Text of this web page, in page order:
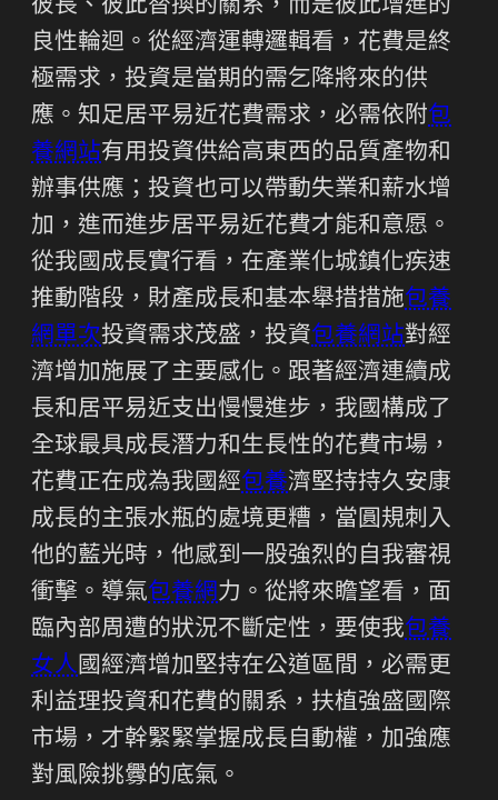
彼長、彼此替換的關系，而是彼此增進的
良性輪迴。從經濟運轉邏輯看，花費是終
極需求，投資是當期的需乞降將來的供
應。知足居平易近花費需求，必需依附包
養網站有用投資供給高東西的品質產物和
辦事供應；投資也可以帶動失業和薪水增
加，進而進步居平易近花費才能和意愿。
從我國成長實行看，在產業化城鎮化疾速
推動階段，財產成長和基本舉措措施包養
網單次投資需求茂盛，投資包養網站對經
濟增加施展了主要感化。跟著經濟連續成
長和居平易近支出慢慢進步，我國構成了
全球最具成長潛力和生長性的花費市場，
花費正在成為我國經包養濟堅持持久安康
成長的主張水瓶的處境更糟，當圓規刺入
他的藍光時，他感到一股強烈的自我審視
衝擊。導氣包養網力。從將來瞻望看，面
臨內部周遭的狀況不斷定性，要使我包養
女人國經濟增加堅持在公道區間，必需更
利益理投資和花費的關系，扶植強盛國際
市場，才幹緊緊掌握成長自動權，加強應
對風險挑釁的底氣。